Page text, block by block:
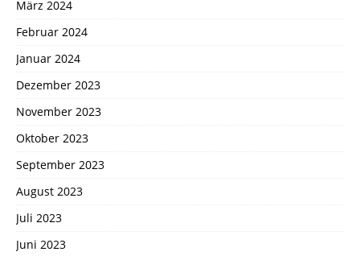
März 2024
Februar 2024
Januar 2024
Dezember 2023
November 2023
Oktober 2023
September 2023
August 2023
Juli 2023
Juni 2023